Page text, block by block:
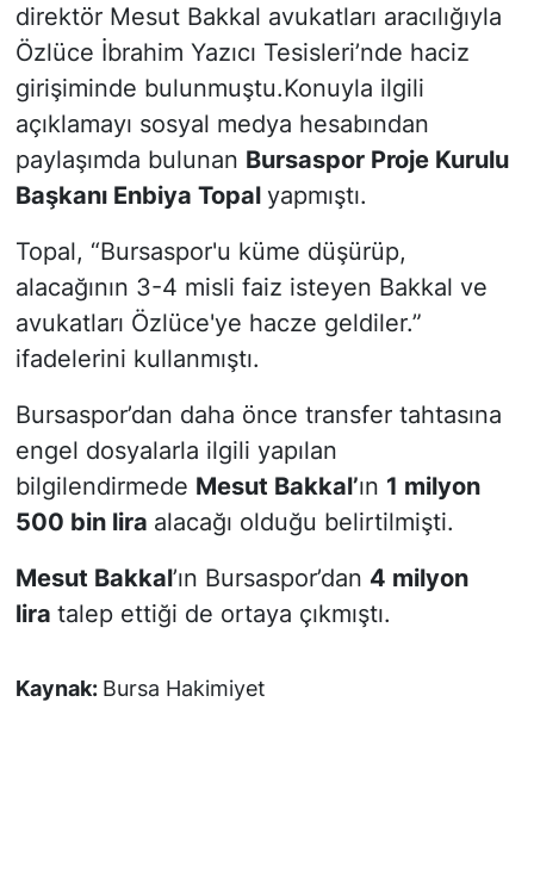
direktör Mesut Bakkal avukatları aracılığıyla
Özlüce İbrahim Yazıcı Tesisleri’nde haciz
girişiminde bulunmuştu.Konuyla ilgili
açıklamayı sosyal medya hesabından
paylaşımda bulunan Bursaspor Proje Kurulu
Başkanı Enbiya Topal yapmıştı.
Topal, “Bursaspor'u küme düşürüp,
alacağının 3-4 misli faiz isteyen Bakkal ve
avukatları Özlüce'ye hacze geldiler.”
ifadelerini kullanmıştı.
Bursaspor’dan daha önce transfer tahtasına
engel dosyalarla ilgili yapılan
bilgilendirmede Mesut Bakkal’ın 1 milyon
500 bin lira alacağı olduğu belirtilmişti.
Mesut Bakkal’ın Bursaspor’dan 4 milyon
lira talep ettiği de ortaya çıkmıştı.
Kaynak: Bursa Hakimiyet